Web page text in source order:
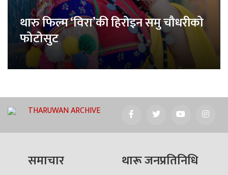
थारु फिल्म ‘विरा’की हिरोइन समु चौधरीको
फोटोसुट
THARUWAN ARCHIVE
समाचार थारू जनप्रतिनिधि